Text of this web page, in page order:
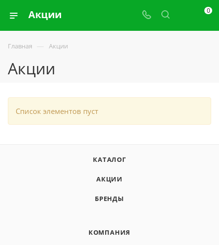
Акции 0
Главная — Акции
Акции
Список элементов пуст
КАТАЛОГ
АКЦИИ
БРЕНДЫ
КОМПАНИЯ